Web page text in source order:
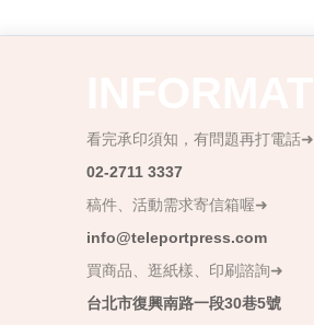
看完承印須知，有問題再打電話➜
02-2711 3337
稿件、活動需求寄信箱喔➜
info@teleportpress.com
買商品、逛紙樣、印刷諮詢➜
台北市復興南路一段30巷5號